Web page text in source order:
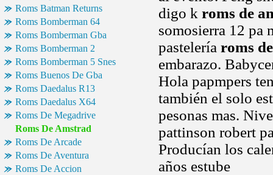
Roms Batman Returns
Roms Bomberman 64
Roms Bomberman Gba
Roms Bomberman 2
Roms Bomberman 5 Snes
Roms Buenos De Gba
Roms Daedalus R13
Roms Daedalus X64
Roms De Megadrive
Roms De Amstrad
Roms De Arcade
Roms De Aventura
Roms De Accion
digo k roms de
somosierra 12 pa
pastelería roms
embarazo.
Hola papmpers
también el solo
pesonas mas.
pattinson robert
Producían los
años estube